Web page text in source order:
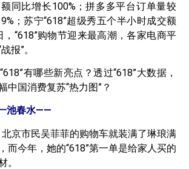
同比增长100%；拼多多平台订单量较
；苏宁“618”超级秀五个半小时成交额
“618”购物节迎来最高潮，各家电商平
报”。
有哪些新亮点？透过“618”大数据，
中国消费复苏“热力图”？
池春水——
北京市民吴菲菲的购物车就装满了琳琅满
而今年，她的“618”第一单是给家人买的
。